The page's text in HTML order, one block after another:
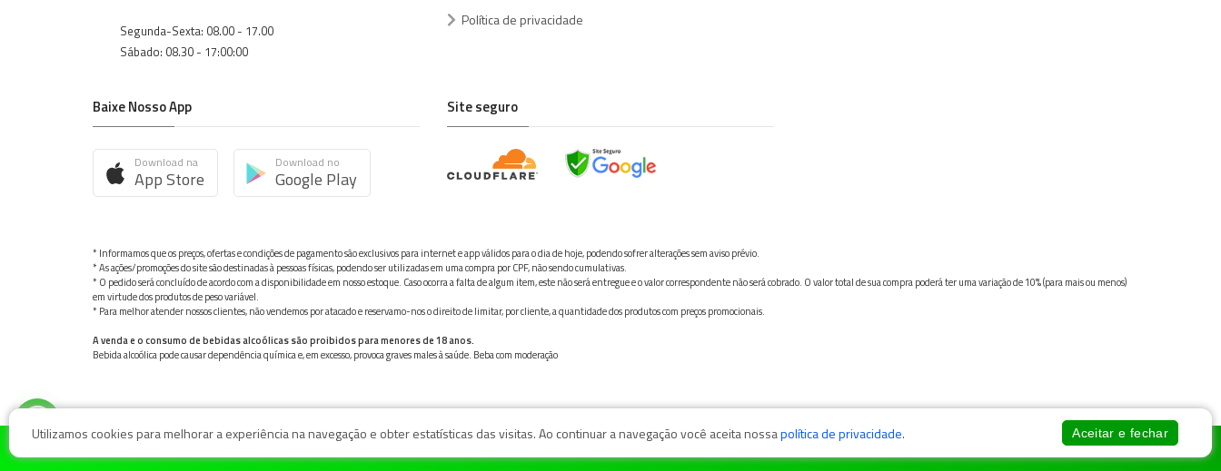
Segunda-Sexta: 08.00 - 17.00
Sábado: 08.30 - 17:00:00
Política de privacidade
Baixe Nosso App
Download na
App Store
Download no
Google Play
Site seguro
* Informamos que os preços, ofertas e condições de pagamento são exclusivos para internet e app válidos para o dia de hoje, podendo sofrer alterações sem aviso prévio.
* As ações/promoções do site são destinadas à pessoas físicas, podendo ser utilizadas em uma compra por CPF, não sendo cumulativas.
* O pedido será concluído de acordo com a disponibilidade em nosso estoque. Caso ocorra a falta de algum item, este não será entregue e o valor correspondente não será cobrado. O valor total de sua compra poderá ter uma variação de 10% (para mais ou menos)
em virtude dos produtos de peso variável.
* Para melhor atender nossos clientes, não vendemos por atacado e reservamo-nos o direito de limitar, por cliente, a quantidade dos produtos com preços promocionais.
A venda e o consumo de bebidas alcoólicas são proibidos para menores de 18 anos.
Bebida alcoólica pode causar dependência química e, em excesso, provoca graves males à saúde. Beba com moderação
Utilizamos cookies para melhorar a experiência na navegação e obter estatísticas das visitas. Ao continuar a navegação você aceita nossapolítica de privacidade. Aceitar e fechar